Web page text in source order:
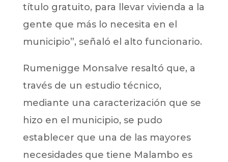
título gratuito, para llevar vivienda a la
gente que más lo necesita en el
municipio”, señaló el alto funcionario.
Rumenigge Monsalve resaltó que, a
través de un estudio técnico,
mediante una caracterización que se
hizo en el municipio, se pudo
establecer que una de las mayores
necesidades que tiene Malambo es